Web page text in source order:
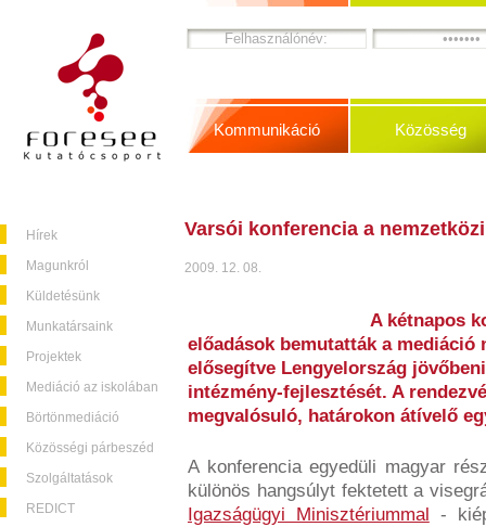
Hírek
Magunkról
Küldetésünk
Munkatársaink
Projektek
Mediáció az iskolában
Börtönmediáció
Közösségi párbeszéd
Szolgáltatások
REDICT
Kommunikáció Közösség
Varsói konferencia a
2009. 12. 08.
A kétnapos
előadások bemutatták a
elősegítve Lengyelország
intézmény-fejlesztését. A
megvalósuló, határokon átívelő
A konferencia egyedüli magyar
különös hangsúlyt fektetett a
Igazságügyi Minisztériummal -